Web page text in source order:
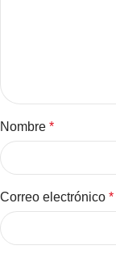
Nombre *
Correo electrónico *